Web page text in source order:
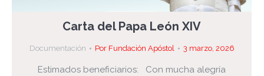
Carta del Papa León XIV
Documentación Por Fundación Apóstol 3 marzo, 2026
Estimados beneficiarios: Con mucha alegría